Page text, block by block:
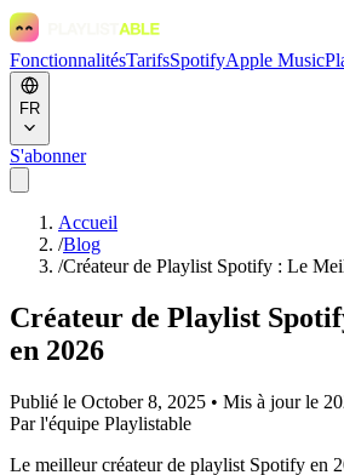
FonctionnalitésTarifsSpotifyApple Music
FR
S'abonner
Accueil
/Blog
/Créateur de Playlist Spotify : Le
Créateur de Playlist
en 2026
Publié le October 8, 2025 • Mis à jour le
Par l'équipe Playlistable
Le meilleur créateur de playlist Spotify en